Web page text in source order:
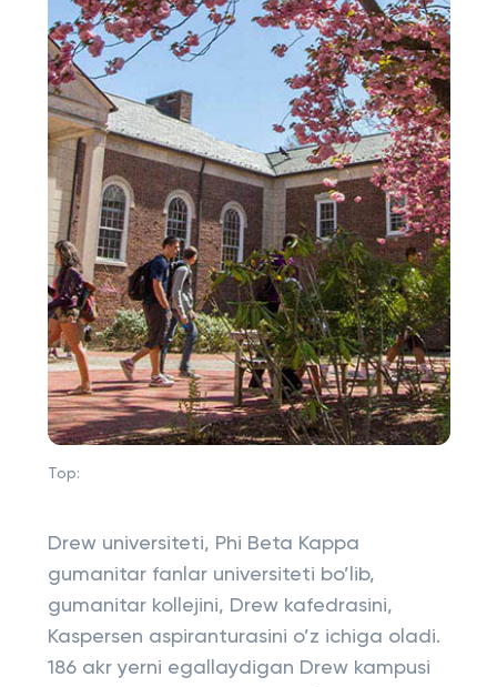
Top:
Drew universiteti, Phi Beta Kappa
gumanitar fanlar universiteti bo’lib,
gumanitar kollejini, Drew kafedrasini,
Kaspersen aspiranturasini o’z ichiga oladi.
186 akr yerni egallaydigan Drew kampusi